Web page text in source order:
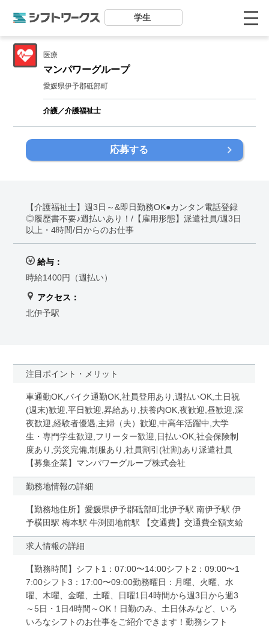
学生
医療
マンパワーグループ
愛媛県伊予郡砥部町
介護／介護福祉士
応募する
【介護福祉士】週3日～&即日勤務OK●カンタン電話登録
◎履歴書不要♪週払いあり！/【雇用形態】派遣社員/週3日
以上・4時間/日からのお仕事
給与：
時給1400円（週払い）
アクセス：
北伊予駅
注目ポイント・メリット
車通勤OK,バイク通勤OK,社員登用あり,週払いOK,土日祝
(週末)歓迎,平日歓迎,昇給あり,扶養内OK,夜歓迎,昼歓迎,深
夜歓迎,経験者優遇,主婦（夫）歓迎,中高年活躍中,大学
生・専門学生歓迎,フリーター歓迎,日払いOK,社会保険制
度あり,労災完備,制服あり,社員割引(社割)あり派遣社員
【募集企業】マンパワーグループ株式会社
勤務地情報の詳細
【勤務地住所】愛媛県伊予郡砥部町北伊予駅 南伊予駅 伊
予横田駅 梅本駅 牛渕団地前駅 【交通費】交通費全額支給
求人情報の詳細
【勤務時間】シフト1：07:00〜14:00シフト2：09:00〜1
7:00シフト3：17:00〜09:00勤務曜日：月曜、火曜、水
曜、木曜、金曜、土曜、日曜1日4時間から週3日から週3
～5日・1日4時間～OK！日勤のみ、土日休みなど、いろ
いろなシフトのお仕事をご紹介できます！勤務シフト